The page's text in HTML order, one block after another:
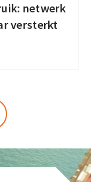
netwerk
versterkt